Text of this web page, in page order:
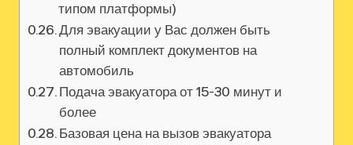
типом платформы)
Для эвакуации у Вас должен быть
полный комплект документов на
автомобиль
Подача эвакуатора от 15-30 минут и
более
Базовая цена на вызов эвакуатора